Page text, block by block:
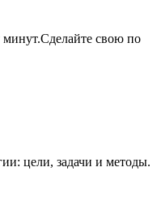
минут.Сделайте свою по
цели, задачи и методы.